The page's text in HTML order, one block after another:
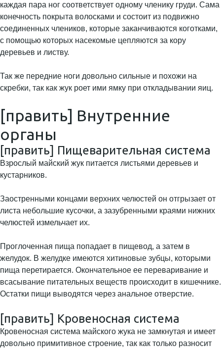
каждая пара ног соответствует одному членику груди. Сама
конечность покрыта волосками и состоит из подвижно
соединенных члеников, которые заканчиваются коготками,
с помощью которых насекомые цепляются за кору
деревьев и листву.
Так же передние ноги довольно сильные и похожи на
скребки, так как жук роет ими ямку при откладывании яиц.
[править] Внутренние
органы
[править] Пищеварительная система
Взрослый майский жук питается листьями деревьев и
кустарников.
Заостренными концами верхних челюстей он отгрызает от
листа небольшие кусочки, а зазубренными краями нижних
челюстей измельчает их.
Проглоченная пища попадает в пищевод, а затем в
желудок. В желудке имеются хитиновые зубцы, которыми
пища перетирается. Окончательное ее переваривание и
всасывание питательных веществ происходит в кишечнике.
Остатки пищи выводятся через анальное отверстие.
[править] Кровеносная система
Кровеносная система майского жука не замкнутая и имеет
довольно примитивное строение, так как только разносит